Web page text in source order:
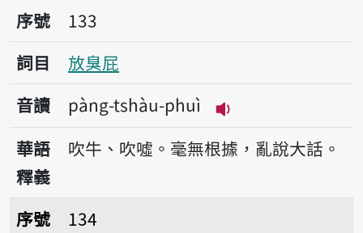
序號133放臭屁
序號
133
詞目
放臭屁
音讀
pàng-tshàu-phuì
播放音讀pàng-
華語
釋義
吹牛、吹噓。毫無根據，亂說大話。
序號134白死殺
序號
134